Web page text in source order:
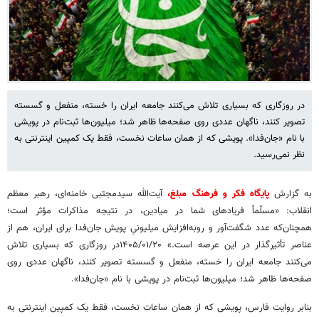
در روزگاری که بسیاری تلاش می‌کنند جامعه ایران را خسته، منفعل و گسسته
تصویر کنند، ناگهان عددی روی صفحه‌ها ظاهر شد؛ میلیون‌ها ثبت‌نام در پویشی
با نام «جان‌فدا». پویشی که از همان ساعات نخست، فقط یک کمپین اینترنتی به
نظر نمی‌رسید.
به گزارشپایگاه فکر و فرهنگ مبلغ،آیت‌الله سیدمجتبی خامنه‌ای، رهبر معظم
انقلاب: «مسلّماً فریادهای شما در میادین، در نتیجه‌ مذاکرات مؤثر است؛
همچنان‌که عدد شگفت‌آور و روبه‌افزایش میلیونیِ پویش جان‌فدا برای ایران، هم از
عناصر تأثیرگذار در این عرصه است.» ۱۴۰۵/۰۱/۲۰در روزگاری که بسیاری تلاش
می‌کنند جامعه ایران را خسته، منفعل و گسسته تصویر کنند، ناگهان عددی روی
صفحه‌ها ظاهر شد؛ میلیون‌ها ثبت‌نام در پویشی با نام «جان‌فدا».
بنابر روایت فارس، پویشی که از همان ساعات نخست، فقط یک کمپین اینترنتی به